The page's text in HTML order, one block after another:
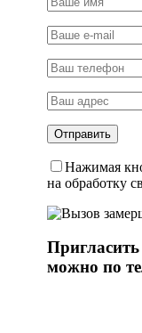
Нажимая
на обработку
можно по